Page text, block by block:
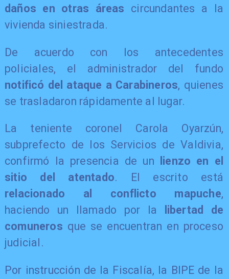
daños en otras áreas circundantes a la
vivienda siniestrada.
De acuerdo con los antecedentes
policiales, el administrador del fundo
notificó del ataque a Carabineros, quienes
se trasladaron rápidamente al lugar.
La teniente coronel Carola Oyarzún,
subprefecto de los Servicios de Valdivia,
confirmó la presencia de un lienzo en el
sitio del atentado. El escrito está
relacionado al conflicto mapuche,
haciendo un llamado por la libertad de
comuneros que se encuentran en proceso
judicial.
Por instrucción de la Fiscalía, la BIPE de la